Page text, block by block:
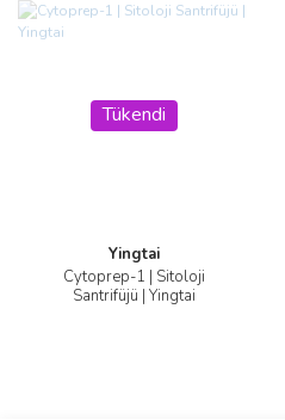
Tükendi
Yingtai
Cytoprep-1 | Sitoloji
Santrifüjü | Yingtai